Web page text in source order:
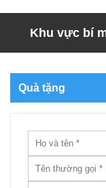
Khu vực bí
Quà tặng